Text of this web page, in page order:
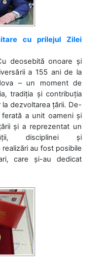
cu prilejul Zilei
deosebită onoare și
a 155 ani de la
– un moment de
tradiția și contribuția
dezvoltarea țării. De-
a unit oameni și
și a reprezentat un
disciplinei și
au fost posibile
care și-au dedicat